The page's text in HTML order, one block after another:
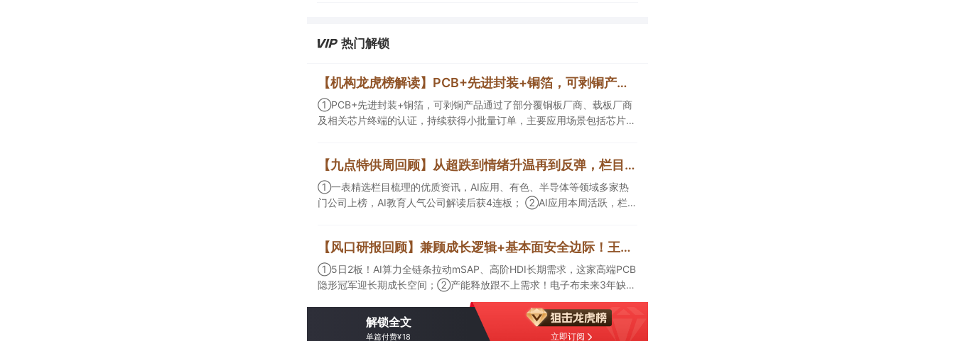
热门解锁
【机构龙虎榜解读】PCB+先进封装+铜箔，可剥铜产品通过了部分覆铜板厂商、载板厂商及相关芯片终端的认证，持续获得小批量订单，主要应用场景包括芯片封装光模块用PCB，机构大额净买入这家公司
①PCB+先进封装+铜箔，可剥铜产品通过了部分覆铜板厂商、载板厂商
及相关芯片终端的认证，持续获得小批量订单，主要应用场景包括芯片封
具备承接细胞与基因治疗产品商业化受托生产的合规资质，这家公司获净
买入。
【九点特供周回顾】从超跌到情绪升温再到反弹，栏目梳理AI应用题材逻辑，AI教育人气公司解读后获4连板
①一表精选栏目梳理的优质资讯，AI应用、有色、半导体等领域多家热
门公司上榜，AI教育人气公司解读后获4连板； ②AI应用本周活跃，栏目
提及2家核心公司双双涨停。
【风口研报回顾】兼顾成长逻辑+基本面安全边际！王牌自营前瞻覆盖“pcb+MLCC+电子布”，梳理AI产业链优质标的“深坑起跳”
①5日2板！AI算力全链条拉动mSAP、高阶HDI长期需求，这家高端PCB
隐形冠军迎长期成长空间；②产能释放跟不上需求！电子布未来3年缺口
难消，深坑之际再梳理行业逻辑，人气龙头涨超3成；③AI服务器、机器
人带动MLCC景气周期持续！这家公司扩产、涨价预期暂未被市场定价，
王牌自营前瞻捕捉“预期差”，3日大涨26%。
解锁全文
单篇付费¥18 立即订阅